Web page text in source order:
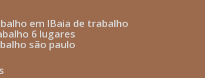
em l baia de trabalho
6 lugares
são paulo